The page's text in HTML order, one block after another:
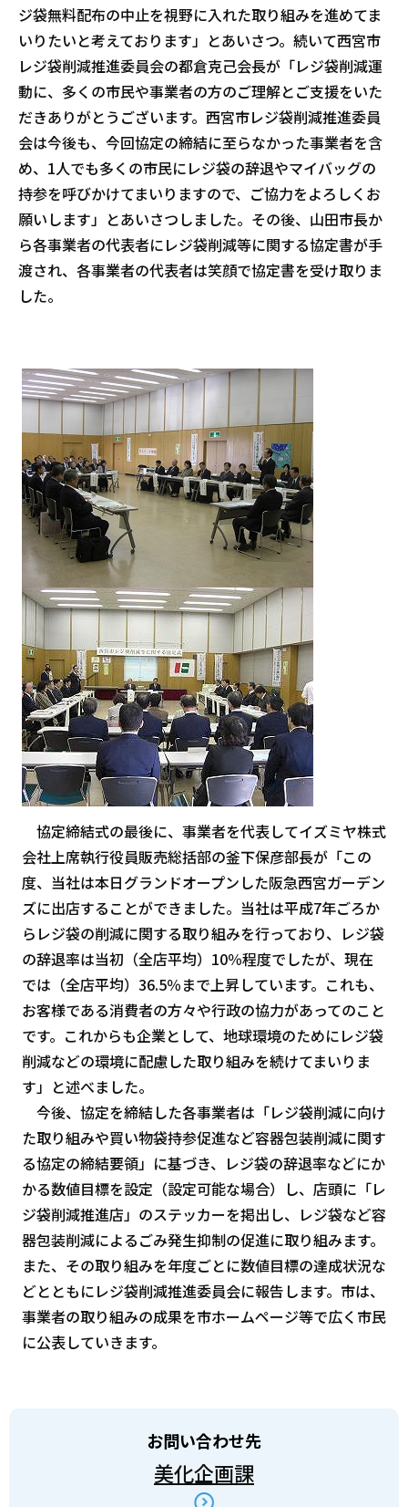
ジ袋無料配布の中止を視野に入れた取り組みを進めてま
いりたいと考えております」とあいさつ。続いて西宮市
レジ袋削減推進委員会の都倉克己会長が「レジ袋削減運
動に、多くの市民や事業者の方のご理解とご支援をいた
だきありがとうございます。西宮市レジ袋削減推進委員
会は今後も、今回協定の締結に至らなかった事業者を含
め、1人でも多くの市民にレジ袋の辞退やマイバッグの
持参を呼びかけてまいりますので、ご協力をよろしくお
願いします」とあいさつしました。その後、山田市長か
ら各事業者の代表者にレジ袋削減等に関する協定書が手
渡され、各事業者の代表者は笑顔で協定書を受け取りま
した。
協定締結式の最後に、事業者を代表してイズミヤ株式
会社上席執行役員販売総括部の釜下保彦部長が「この
度、当社は本日グランドオープンした阪急西宮ガーデン
ズに出店することができました。当社は平成7年ごろか
らレジ袋の削減に関する取り組みを行っており、レジ袋
の辞退率は当初（全店平均）10％程度でしたが、現在
では（全店平均）36.5％まで上昇しています。これも、
お客様である消費者の方々や行政の協力があってのこと
です。これからも企業として、地球環境のためにレジ袋
削減などの環境に配慮した取り組みを続けてまいりま
す」と述べました。
今後、協定を締結した各事業者は「レジ袋削減に向け
た取り組みや買い物袋持参促進など容器包装削減に関す
る協定の締結要領」に基づき、レジ袋の辞退率などにか
かる数値目標を設定（設定可能な場合）し、店頭に「レ
ジ袋削減推進店」のステッカーを掲出し、レジ袋など容
器包装削減によるごみ発生抑制の促進に取り組みます。
また、その取り組みを年度ごとに数値目標の達成状況な
どとともにレジ袋削減推進委員会に報告します。市は、
事業者の取り組みの成果を市ホームページ等で広く市民
に公表していきます。
お問い合わせ先
美化企画課